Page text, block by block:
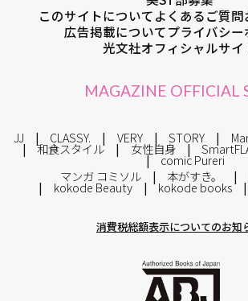
このサイトについてよくあるご質問
広告掲載についてプライバシー
光文社オフィシャルサイ
MAGAZINE OFFICIAL
JJ CLASSY. VERY STORY
和食スタイル 女性自身
comic Pureri
マンガ コミソル
本がすき。
kokode Beauty kokode books
消費税総額表示についてのお知